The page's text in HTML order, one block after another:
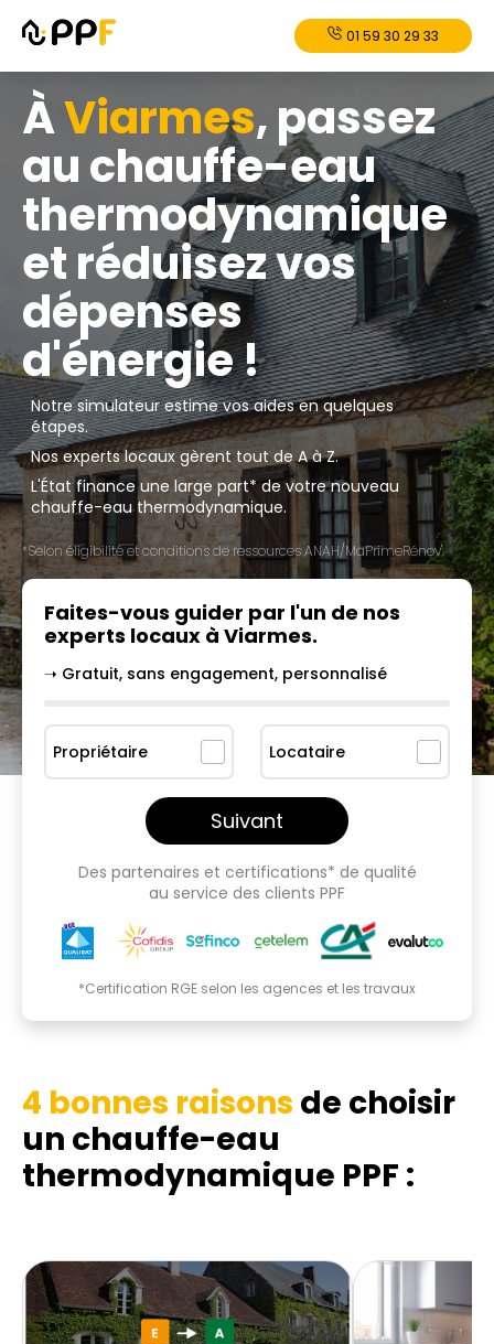
01 59 30 29 33
ÀViarmes, passez
au chauffe-eau
thermodynamique
et réduisez vos
dépenses
d'énergie !
Notre simulateur estime vos aides en quelques
étapes.
Nos experts locaux gèrent tout de A à Z.
L'État finance une large part* de votre nouveau
chauffe-eau thermodynamique.
*Selon éligibilité et conditions de ressources ANAH/MaPrimeRénov'.
Faites-vous guider par l'un de nos
experts locaux à Viarmes.
➝ Gratuit, sans engagement, personnalisé
Propriétaire Locataire
Suivant
Des partenaires et certifications* de qualité
au service des clients PPF
*Certification RGE selon les agences et les travaux
4 bonnes raisons de choisir
un chauffe-eau
thermodynamique PPF :